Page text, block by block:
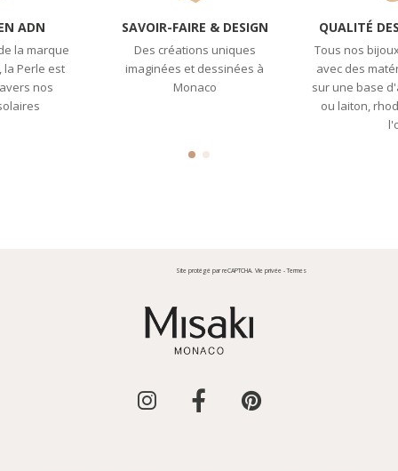
ADN
la marque
la Perle est
nos
SAVOIR-FAIRE & DESIGN
Des créations uniques
imaginées et dessinées à
Monaco
QUALITÉ
Tous nos
avec des
sur une base
ou laiton,
Site protégé par reCAPTCHA. Vie privée-Termes